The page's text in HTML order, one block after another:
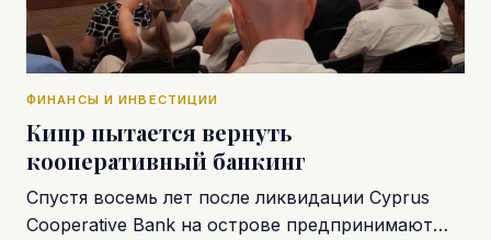
ФИНАНСЫ И ИНВЕСТИЦИИ
Кипр пытается вернуть
кооперативный банкинг
Спустя восемь лет после ликвидации Cyprus
Cooperative Bank на острове предпринимают…